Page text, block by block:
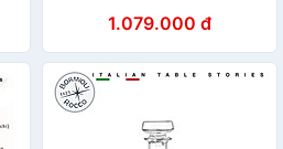
1.079.000 đ